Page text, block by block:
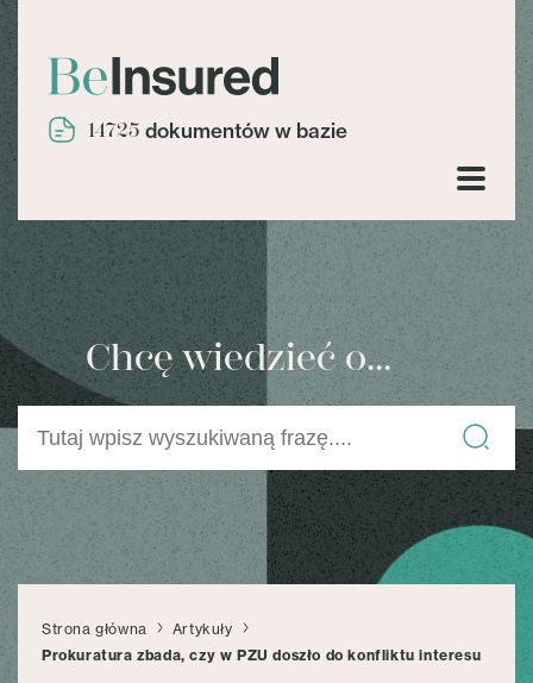
14725 dokumentów w bazie
Chcę wiedzieć o...
Strona główna
Artykuły
Prokuratura zbada, czy w PZU doszło do konfliktu interesu